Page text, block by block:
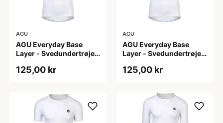
AGU
AGU Everyday Base
Layer - Svedundertrøje
125,00 kr
AGU
AGU Everyday Base
Layer - Svedundertrøje
125,00 kr